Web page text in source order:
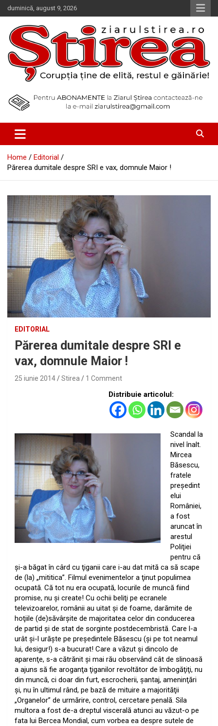
Skip
to
content
duminică, august 9, 2026
Ziarul Știrea
Home
Editorial
Părerea dumitale despre SRI e vax, domnule Maior !
EDITORIAL
Părerea dumitale despre SRI e
vax, domnule Maior !
25 iunie 2014 Stirea 1 Comment
Distribuie articolul:
Scandal la
nivel înalt.
Mircea
Băsescu,
fratele
preşedint
elui
României,
a fost
aruncat în
arestul
Poliţiei
pentru că
şi-a băgat în cârd cu ţiganii care i-au dat mită ca să scape
de (la) „mititica”. Filmul evenimentelor a ţinut populimea
ocupată. Că tot nu era ocupată, locurile de muncă fiind
promise, nu şi create! Cu ochii beliţi pe ecranele
televizoarelor, românii au uitat şi de foame, darămite de
hoţiile (de)săvârşite de majoritatea celor din conducerea
de partid şi de stat de sorginte postdecembristă. Care l-a
urât şi-l urăşte pe preşedintele Băsescu (şi pe tot neamul
lui, desigur!) s-a bucurat! Care a văzut şi dincolo de
aparenţe, s-a cătrănit şi mai rău observând cât de slinoasă
a ajuns să fie aroganţa ţiganilor revoltător de îmbogăţiţi, nu
din muncă, ci doar din furt, escrocherii, şantaj, ameninţări
şi, nu în ultimul rând, pe bază de mituire a majorităţii
„Organelor” de urmărire, control, cercetare penală. Sila
multora a fost de-a dreptul viscerală atunci au văzut-o pe
fata lui Bercea Mondial, cum vorbea ea despre sutele de